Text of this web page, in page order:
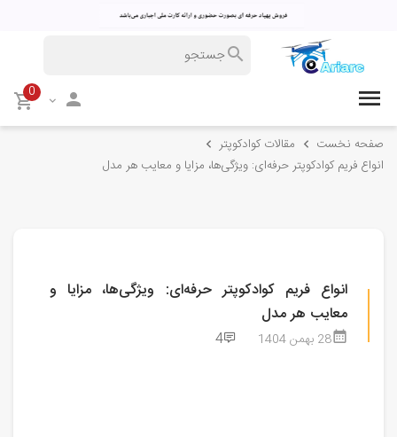
0
صفحه نخست
مقالات کوادکوپتر
انواع فریم کوادکوپتر حرفه‌ای: ویژگی‌ها، مزایا و معایب هر مدل
انواع فریم کوادکوپتر حرفه‌ای: ویژگی‌ها، مزایا و
معایب هر مدل
28 بهمن 1404 4